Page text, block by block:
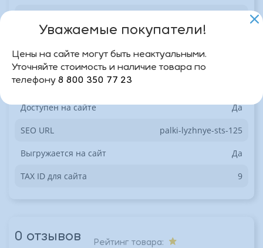
"фронт"
19:07:31
Дата изменения товара на момент
последнего переноса
17.02.2026
Секция
Доступен на сайте Да
SEO URL palki-lyzhnye-sts-125
Выгружается на сайт Да
TAX ID для сайта 9
0 отзывов Рейтинг товара:
Уважаемые покупатели!
Цены на сайте могут быть неактуальными.
Уточняйте стоимость и наличие товара по
телефону 8 800 350 77 23